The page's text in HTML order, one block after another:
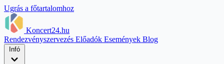
Ugrás a főtartalomhoz
Koncert24.hu
Rendezvényszervezés Előadók Események Blog
Infó